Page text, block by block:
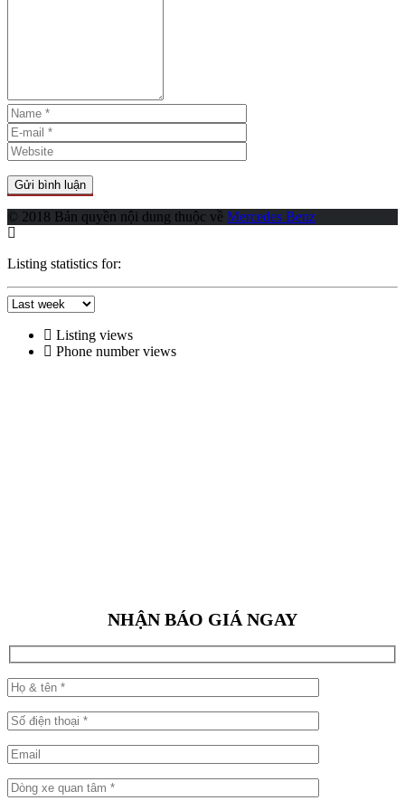
© 2018 Bản quyền nội dung thuộc về Mercedes Benz
Listing statistics for:
Listing views
Phone number views
NHẬN BÁO GIÁ NGAY